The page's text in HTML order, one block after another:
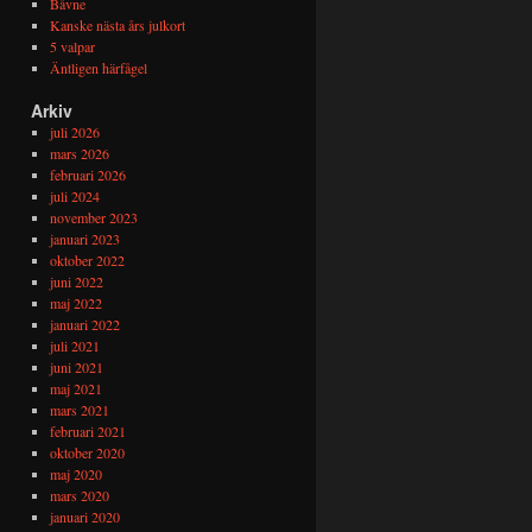
Kanske nästa års julkort
5 valpar
Äntligen härfågel
Arkiv
juli 2026
mars 2026
februari 2026
juli 2024
november 2023
januari 2023
oktober 2022
juni 2022
maj 2022
januari 2022
juli 2021
juni 2021
maj 2021
mars 2021
februari 2021
oktober 2020
maj 2020
mars 2020
januari 2020